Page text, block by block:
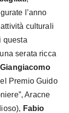
l’anno
culturali
questa
serata ricca
Giangiacomo
Premio Guido
Aracne
Fabio